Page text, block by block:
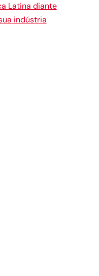
Latina diante
indústria